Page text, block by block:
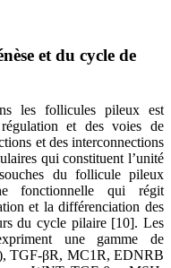
et du cycle de
les follicules pileux est
et des voies de
et des interconnections
qui constituent l’unité
du follicule pileux
fonctionnelle qui régit
et la différenciation des
du cycle pilaire [10]. Les
une gamme de
TGF-βR, MC1R, EDNRB